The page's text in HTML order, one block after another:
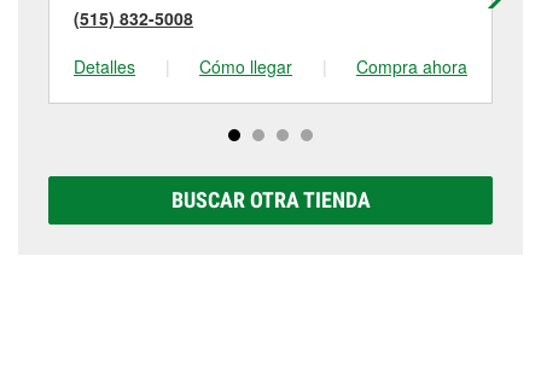
(515) 832-5008
Detalles
| Cómo llegar | Compra ahora
BUSCAR OTRA TIENDA